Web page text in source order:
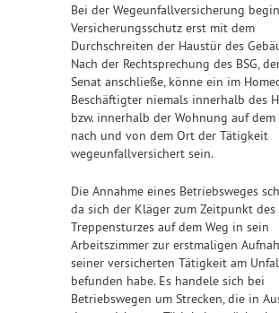
Bei der Wegeunfallversicherung
Versicherungsschutz erst mit dem
Durchschreiten der Haustür des
Nach der Rechtsprechung des BSG,
Senat anschließe, könne ein im
Beschäftigter niemals innerhalb des
bzw. innerhalb der Wohnung auf dem
nach und von dem Ort der Tätigkeit
wegeunfallversichert sein.
Die Annahme eines Betriebsweges
da sich der Kläger zum Zeitpunkt des
Treppensturzes auf dem Weg in sein
Arbeitszimmer zur erstmaligen
seiner versicherten Tätigkeit am
befunden habe. Es handele sich bei
Betriebswegen um Strecken, die in